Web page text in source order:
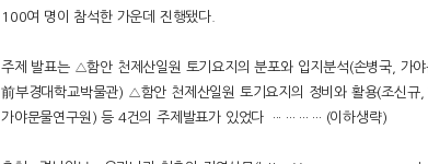
100여 명이 참석한 가운데 진행됐다.
주제 발표는 △함안 천제산일원 토기요지의 분포와 입지분석(손병국, 가
前부경대학교박물관) △함안 천제산일원 토기요지의 정비와 활용(조신
가야문물연구원) 등 4건의 주제발표가 있었다 ··· ··· ··· ··· (이하생략)